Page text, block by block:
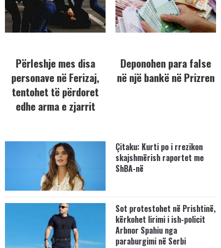
Përleshje mes disa
personave në Ferizaj,
tentohet të përdoret
edhe arma e zjarrit
Deponohen para false
në një bankë në Prizren
Çitaku: Kurti po i rrezikon
skajshmërish raportet me
ShBA-në
Sot protestohet në Prishtinë,
kërkohet lirimi i ish-policit
Arbnor Spahiu nga
paraburgimi në Serbi